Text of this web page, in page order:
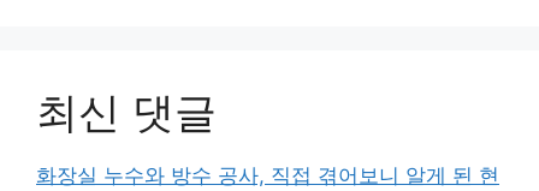
최신 댓글
화장실 누수와 방수 공사, 직접 겪어보니 알게 된 현